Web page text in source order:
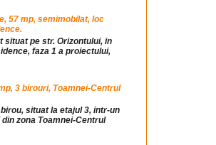
57 mp, semimobilat, loc
situat pe str. Orizontului, in
faza 1 a proiectului,
3 birouri, Toamnei-Centrul
situat la etajul 3, intr-un
zona Toamnei-Centrul